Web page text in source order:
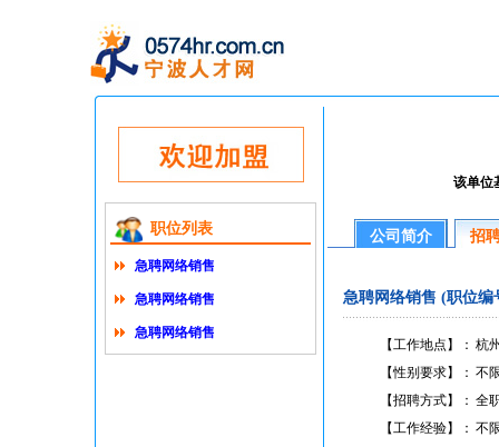
职位列表
急聘网络销售
急聘网络销售
急聘网络销售
该单位
公司简介 招
急聘网络销售 (职位编
【工作地点】： 杭
【性别要求】： 不
【招聘方式】： 全
【工作经验】： 不